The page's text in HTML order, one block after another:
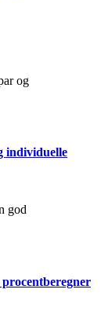
individuelle